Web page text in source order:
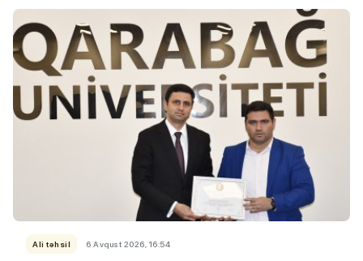
Ali təhsil 6 Avqust 2026, 16:54